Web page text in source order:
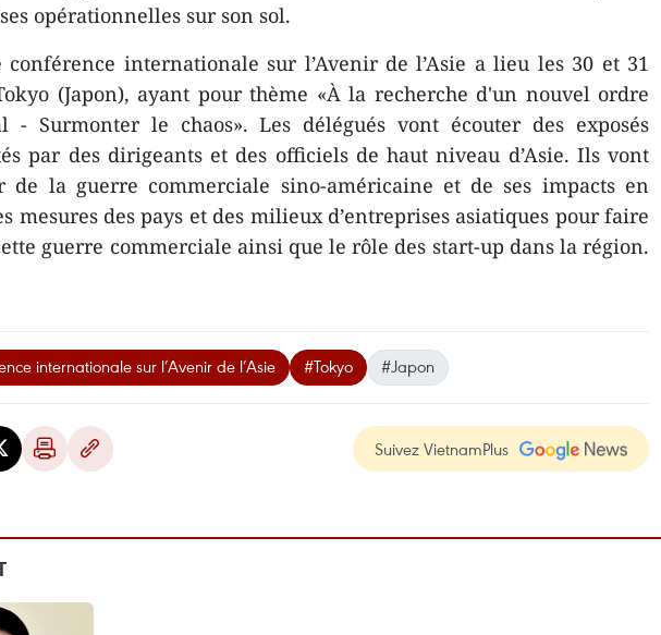
opérationnelles sur son sol.
internationale sur l’Avenir de l’Asie a lieu les 30 et 31
(Japon), ayant pour thème «À la recherche d'un nouvel ordre
- Surmonter le chaos». Les délégués vont écouter des exposés
par des dirigeants et des officiels de haut niveau d’Asie. Ils vont
de la guerre commerciale sino-américaine et de ses impacts en
mesures des pays et des milieux d’entreprises asiatiques pour faire
guerre commerciale ainsi que le rôle des start-up dans la région.
internationale sur l’Avenir de l’Asie #Tokyo #Japon
Suivez VietnamPlus